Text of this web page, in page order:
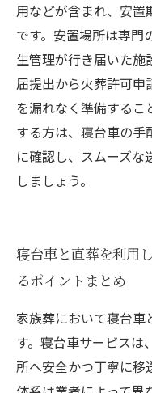
用などが含まれ、安
です。安置場所は専門
生管理が行き届いた施
届提出から火葬許可
を漏れなく準備するこ
する方は、寝台車の
に確認し、スムーズ
しましょう。
寝台車と直葬を利用
るポイントまとめ
家族葬において寝台車
す。寝台車サービスは
所へ安全かつ丁寧に移